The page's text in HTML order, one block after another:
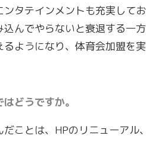
ンタテインメントも充実して
んでやらないと衰退する一
るようになり、体育会加盟を実
どうですか。
だことは、HPのリニューア